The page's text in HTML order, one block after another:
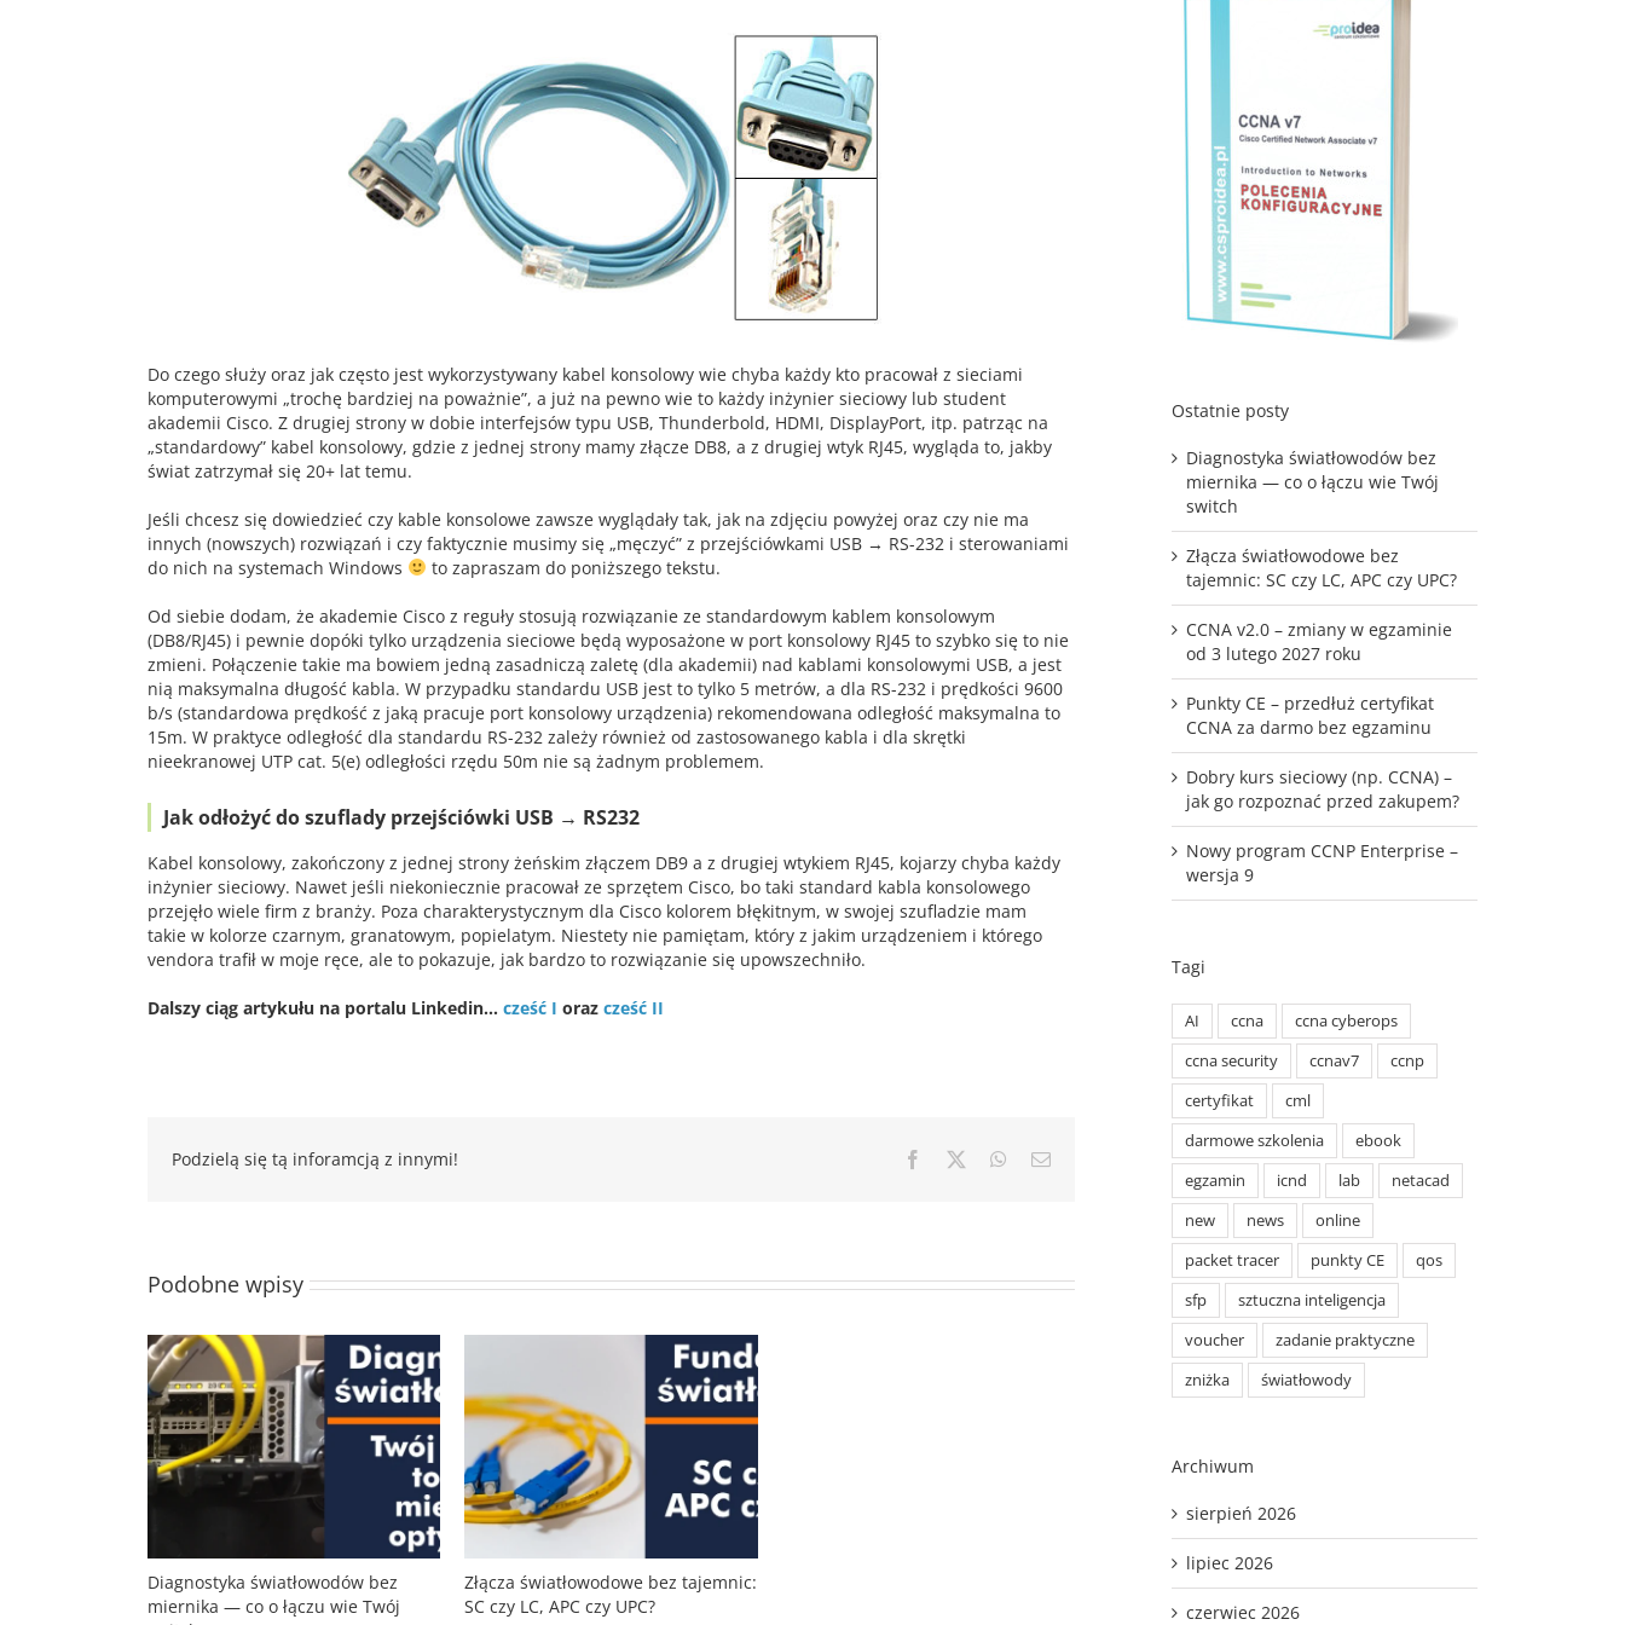
Do czego służy oraz jak często jest wykorzystywany kabel konsolowy wie chyba każdy kto pracował z sieciami
komputerowymi „trochę bardziej na poważnie”, a już na pewno wie to każdy inżynier sieciowy lub student
akademii Cisco. Z drugiej strony w dobie interfejsów typu USB, Thunderbold, HDMI, DisplayPort, itp. patrząc na
„standardowy” kabel konsolowy, gdzie z jednej strony mamy złącze DB8, a z drugiej wtyk RJ45, wygląda to, jakby
świat zatrzymał się 20+ lat temu.
Jeśli chcesz się dowiedzieć czy kable konsolowe zawsze wyglądały tak, jak na zdjęciu powyżej oraz czy nie ma
innych (nowszych) rozwiązań i czy faktycznie musimy się „męczyć” z przejściówkami USB → RS-232 i sterowaniami
do nich na systemach Windows
to zapraszam do poniższego tekstu.
Od siebie dodam, że akademie Cisco z reguły stosują rozwiązanie ze standardowym kablem konsolowym
(DB8/RJ45) i pewnie dopóki tylko urządzenia sieciowe będą wyposażone w port konsolowy RJ45 to szybko się to nie
zmieni. Połączenie takie ma bowiem jedną zasadniczą zaletę (dla akademii) nad kablami konsolowymi USB, a jest
nią maksymalna długość kabla. W przypadku standardu USB jest to tylko 5 metrów, a dla RS-232 i prędkości 9600
b/s (standardowa prędkość z jaką pracuje port konsolowy urządzenia) rekomendowana odległość maksymalna to
15m. W praktyce odległość dla standardu RS-232 zależy również od zastosowanego kabla i dla skrętki
nieekranowej UTP cat. 5(e) odległości rzędu 50m nie są żadnym problemem.
Jak odłożyć do szuflady przejściówki USB → RS232
Kabel konsolowy, zakończony z jednej strony żeńskim złączem DB9 a z drugiej wtykiem RJ45, kojarzy chyba każdy
inżynier sieciowy. Nawet jeśli niekoniecznie pracował ze sprzętem Cisco, bo taki standard kabla konsolowego
przejęło wiele firm z branży. Poza charakterystycznym dla Cisco kolorem błękitnym, w swojej szufladzie mam
takie w kolorze czarnym, granatowym, popielatym. Niestety nie pamiętam, który z jakim urządzeniem i którego
vendora trafił w moje ręce, ale to pokazuje, jak bardzo to rozwiązanie się upowszechniło.
Dalszy ciąg artykułu na portalu Linkedin… cześć I oraz cześć II
Podzielą się tą inforamcją z innymi! Facebook WhatsApp
Email
Podobne wpisy
Diagnostyka światłowodów bez
miernika — co o łączu wie Twój
Złącza światłowodowe bez tajemnic:
SC czy LC, APC czy UPC?
Ostatnie posty
Diagnostyka światłowodów bez
miernika — co o łączu wie Twój
switch
Złącza światłowodowe bez
tajemnic: SC czy LC, APC czy UPC?
CCNA v2.0 – zmiany w egzaminie
od 3 lutego 2027 roku
Punkty CE – przedłuż certyfikat
CCNA za darmo bez egzaminu
Dobry kurs sieciowy (np. CCNA) –
jak go rozpoznać przed zakupem?
Nowy program CCNP Enterprise –
wersja 9
Tagi
AI ccna
ccna cyberops
ccna security
ccnav7
ccnp
certyfikat
cml
darmowe szkolenia
ebook
egzamin
icnd lab
netacad
new
news
online
packet tracer
punkty CE
qos
sfp
sztuczna inteligencja
voucher
zadanie praktyczne
zniżka
światłowody
Archiwum
sierpień 2026
lipiec 2026
czerwiec 2026